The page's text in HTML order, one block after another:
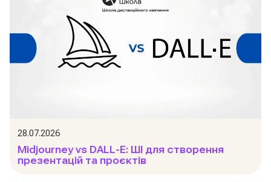
28.07.2026
Midjourney vs DALL-E: ШІ для створення
презентацій та проєктів